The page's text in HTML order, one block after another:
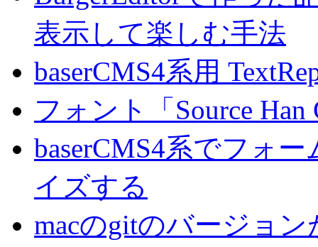
表示して楽しむ手法
baserCMS4系用
フォント「Source
baserCMS4系でフォ
イズする
macのgitのバージョ